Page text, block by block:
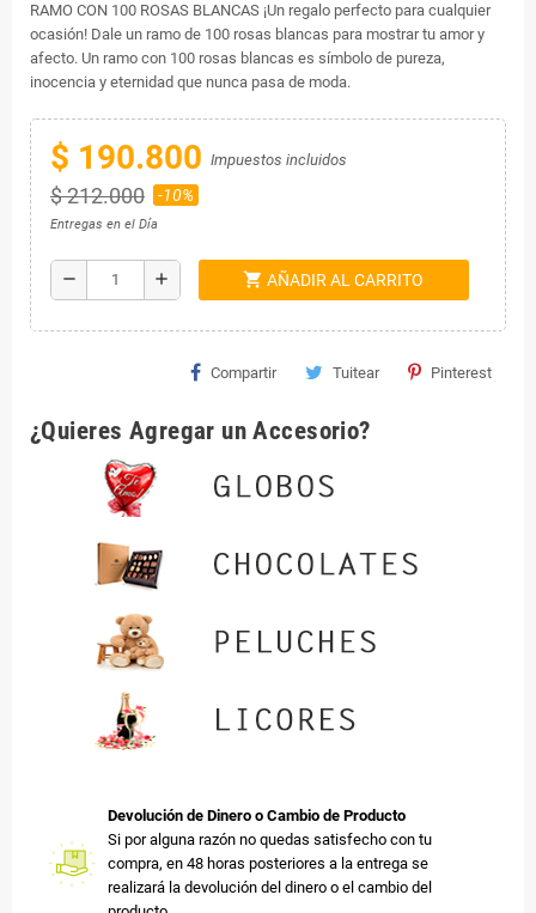
RAMO CON 100 ROSAS BLANCAS ¡Un regalo perfecto para cualquier
ocasión! Dale un ramo de 100 rosas blancas para mostrar tu amor y
afecto. Un ramo con 100 rosas blancas es símbolo de pureza,
inocencia y eternidad que nunca pasa de moda.
$ 190.800 Impuestos incluidos
$ 212.000 -10%
Entregas en el Día
remove add shopping_cart AÑADIR AL CARRITO
Compartir Tuitear Pinterest
¿Quieres Agregar un Accesorio?
Devolución de Dinero o Cambio de Producto
Si por alguna razón no quedas satisfecho con tu
compra, en 48 horas posteriores a la entrega se
realizará la devolución del dinero o el cambio del